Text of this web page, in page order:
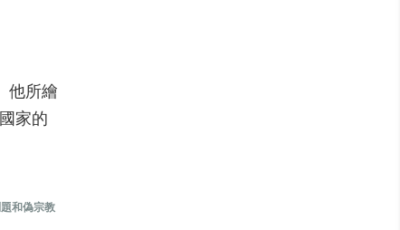
他所繪
家的
和偽宗教